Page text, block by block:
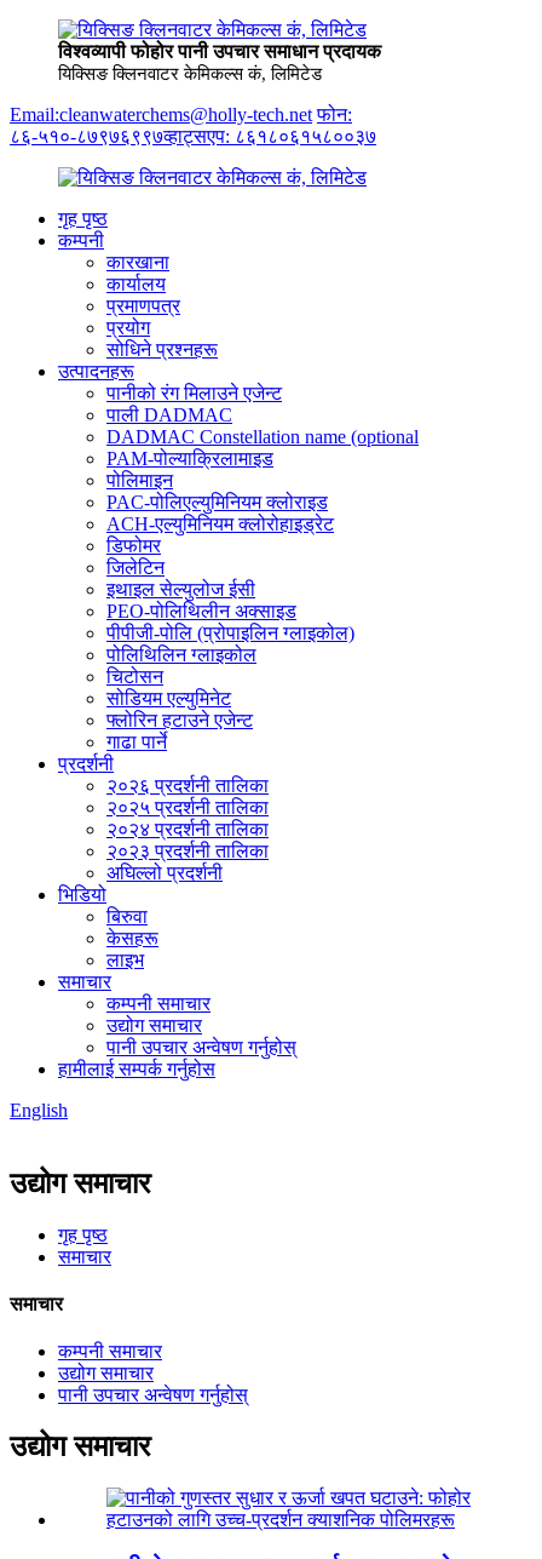
विश्वव्यापी फोहोर पानी उपचार समाधान प्रदायक
यिक्सिङ क्लिनवाटर केमिकल्स कं, लिमिटेड
Email:cleanwaterchems@holly-tech.net फोन:
८६-५१०-८७९७६९९७व्हाट्सएप: ८६१८०६१५८००३७
गृह पृष्ठ
कम्पनी
कारखाना
कार्यालय
प्रमाणपत्र
प्रयोग
सोधिने प्रश्नहरू
उत्पादनहरू
पानीको रंग मिलाउने एजेन्ट
पाली DADMAC
DADMAC Constellation name (optional
PAM-पोल्याक्रिलामाइड
पोलिमाइन
PAC-पोलिएल्युमिनियम क्लोराइड
ACH-एल्युमिनियम क्लोरोहाइड्रेट
डिफोमर
जिलेटिन
इथाइल सेल्युलोज ईसी
PEO-पोलिथिलीन अक्साइड
पीपीजी-पोलि (प्रोपाइलिन ग्लाइकोल)
पोलिथिलिन ग्लाइकोल
चिटोसन
सोडियम एल्युमिनेट
फ्लोरिन हटाउने एजेन्ट
गाढा पार्ने
प्रदर्शनी
२०२६ प्रदर्शनी तालिका
२०२५ प्रदर्शनी तालिका
२०२४ प्रदर्शनी तालिका
२०२३ प्रदर्शनी तालिका
अघिल्लो प्रदर्शनी
भिडियो
बिरुवा
केसहरू
लाइभ
समाचार
कम्पनी समाचार
उद्योग समाचार
पानी उपचार अन्वेषण गर्नुहोस्
हामीलाई सम्पर्क गर्नुहोस
English
उद्योग समाचार
गृह पृष्ठ
समाचार
समाचार
कम्पनी समाचार
उद्योग समाचार
पानी उपचार अन्वेषण गर्नुहोस्
उद्योग समाचार